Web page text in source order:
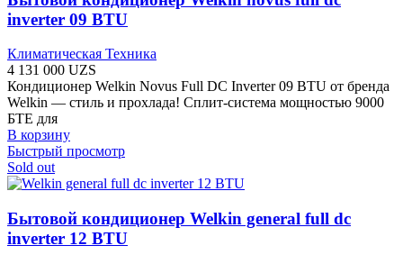
inverter 09 BTU
Климатическая Техника
4 131 000 UZS
Кондиционер Welkin Novus Full DC Inverter 09 BTU от бренда
Welkin — стиль и прохлада! Сплит-система мощностью 9000
БТЕ для
В корзину
Быстрый просмотр
Sold out
Бытовой кондиционер Welkin general full dc
inverter 12 BTU